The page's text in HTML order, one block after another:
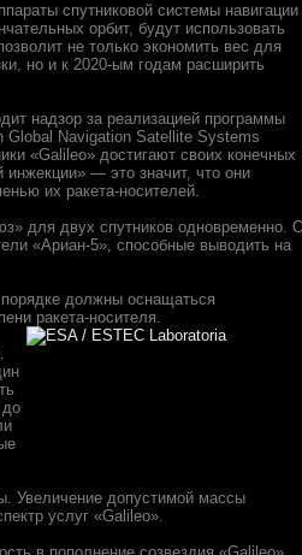
спутниковой системы навигации
орбит, будут использовать
не только экономить вес для
но и к 2020-ым годам расширить
надзор за реализацией программы
Global Navigation Satellite Systems
«Galileo» достигают своих конечных
— это значит, что они
их ракета-носителей.
для двух спутников одновременно.
«Ариан-5», способные выводить на
должны оснащаться
ракета-носителя.
до
Увеличение допустимой массы
услуг «Galileo».